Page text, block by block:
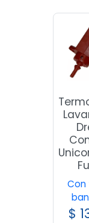
Con
$